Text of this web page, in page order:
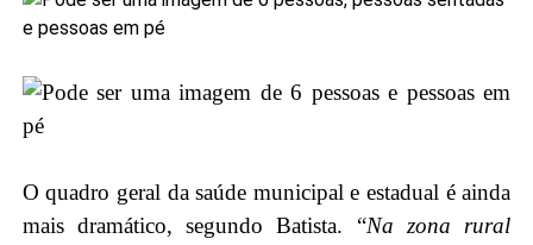
O quadro geral da saúde municipal e estadual é ainda
mais dramático, segundo Batista. “Na zona rural